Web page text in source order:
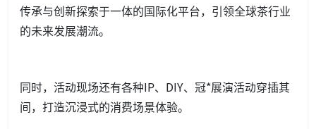
传承与创新探索于一体的国际化平台，引领全球茶行业
的未来发展潮流。
同时，活动现场还有各种IP、DIY、冠*展演活动穿插其
间，打造沉浸式的消费场景体验。